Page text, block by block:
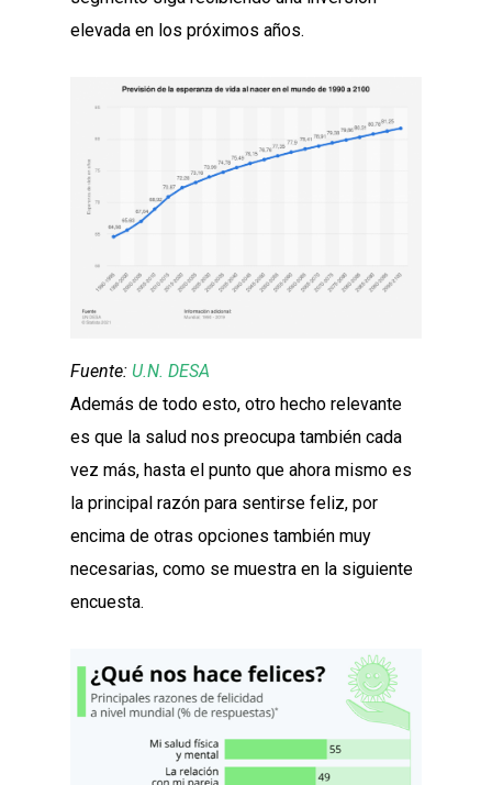
elevada en los próximos años.
Fuente: U.N. DESA
Además de todo esto, otro hecho relevante
es que la salud nos preocupa también cada
vez más, hasta el punto que ahora mismo es
la principal razón para sentirse feliz, por
encima de otras opciones también muy
necesarias, como se muestra en la siguiente
encuesta.